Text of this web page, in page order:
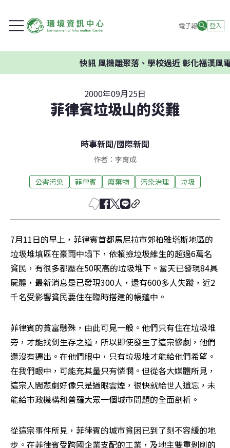
電子報 登入
快訊風機離聚落、學校過近 彰化福漢風電
2000年09月25日
菲律賓垃圾山的災難
時事新聞/國際新聞
作者：李育成
公害污染 菲律賓 廢棄物 污染治理 垃圾
7月11日的早上，菲律賓首都馬尼拉市郊柏雅塔斯地區的
垃圾堆填區在豪雨中塌下，依賴撿垃圾維生的超過6萬名
貧民，有很多都壓在50呎高的垃圾堆下。當天已發現84具
屍體，最新消息是已發現300人，還有600多人失蹤，近2
千名受影響貧民要住在臨時搭建的帳蓬中。
菲律賓的貧富懸殊，由此可見一般。他們只有住在垃圾堆
旁，才能找到生存之道，所以即使發生了這宗慘劇，他們
還沒有遷出。在他們眼中，只有垃圾堆才能給他們希望。
在我們眼中，可能充其量只有憐憫。但從各大媒體所見，
這宗人間悲劇好像只是過眼雲煙，很快就給世人遺忘，未
能給市政機構和普羅大眾一個城市問題的全面剖析。
從這宗事件所見，菲律賓的城市貧困已到了刻不容緩的地
步。在菲律賓受跨國企業支配的工業，及地主雙重剝削的